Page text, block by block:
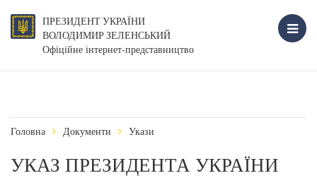
ПРЕЗИДЕНТ УКРАЇНИ
ВОЛОДИМИР ЗЕЛЕНСЬКИЙ
Офіційне інтернет-представництво
Головна Документи Укази
УКАЗ ПРЕЗИДЕНТА УКРАЇНИ